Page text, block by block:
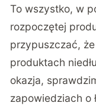
To wszystko, w
rozpoczętej
przypuszczać,
produktach
okazja,
zapowiedziach o